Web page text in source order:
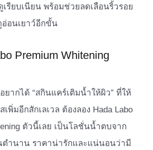
รียบเนียน พร้อมช่วยลดเลือนริ้วรอย
อ่อนเยาว์อีกขั้น
Premium Whitening
ยากได้ “สกินแคร์เติมน้ำให้ผิว” ที่ให้
เพิ่มอีกสักเลเวล ต้องลอง Hada Labo
ตัวนี้เลย เป็นโลชั่นน้ำตบจาก
ำนาน ราคาน่ารักและแน่นอนว่ามี